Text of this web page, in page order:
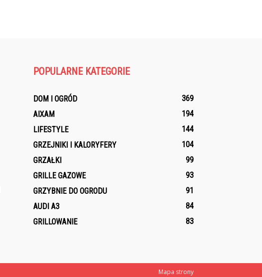
POPULARNE KATEGORIE
DOM I OGRÓD
369
AIXAM
194
LIFESTYLE
144
GRZEJNIKI I KALORYFERY
104
GRZAŁKI
99
GRILLE GAZOWE
93
GRZYBNIE DO OGRODU
91
AUDI A3
84
GRILLOWANIE
83
Mapa strony